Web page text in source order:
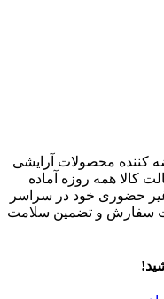
کننده محصولات آرایشی
کالا همه روزه آماده
حضوری خود در سراسر
سفارش و تضمین سلامت